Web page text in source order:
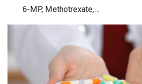
6-MP, Methotrexate,…